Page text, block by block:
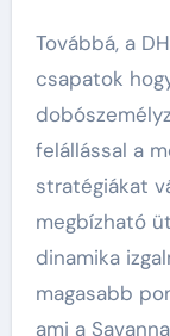
Továbbá, a
csapatok
felállással a
stratégiákat
megbízható
dinamika
magasabb
ami a